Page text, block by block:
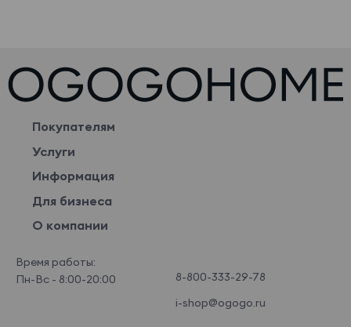
Покупателям
Услуги
Информация
Для бизнеса
О компании
Время работы:
Пн-Вс - 8:00-20:00
8-800-333-29-78
i-shop@ogogo.ru